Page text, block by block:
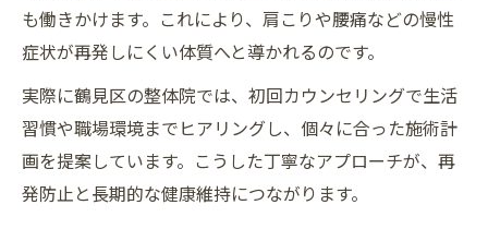
も働きかけます。これにより、肩こりや腰痛などの慢性
症状が再発しにくい体質へと導かれるのです。
実際に鶴見区の整体院では、初回カウンセリングで生活
習慣や職場環境までヒアリングし、個々に合った施術計
画を提案しています。こうした丁寧なアプローチが、再
発防止と長期的な健康維持につながります。